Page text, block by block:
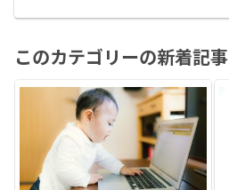
このカテゴリーの新着記事